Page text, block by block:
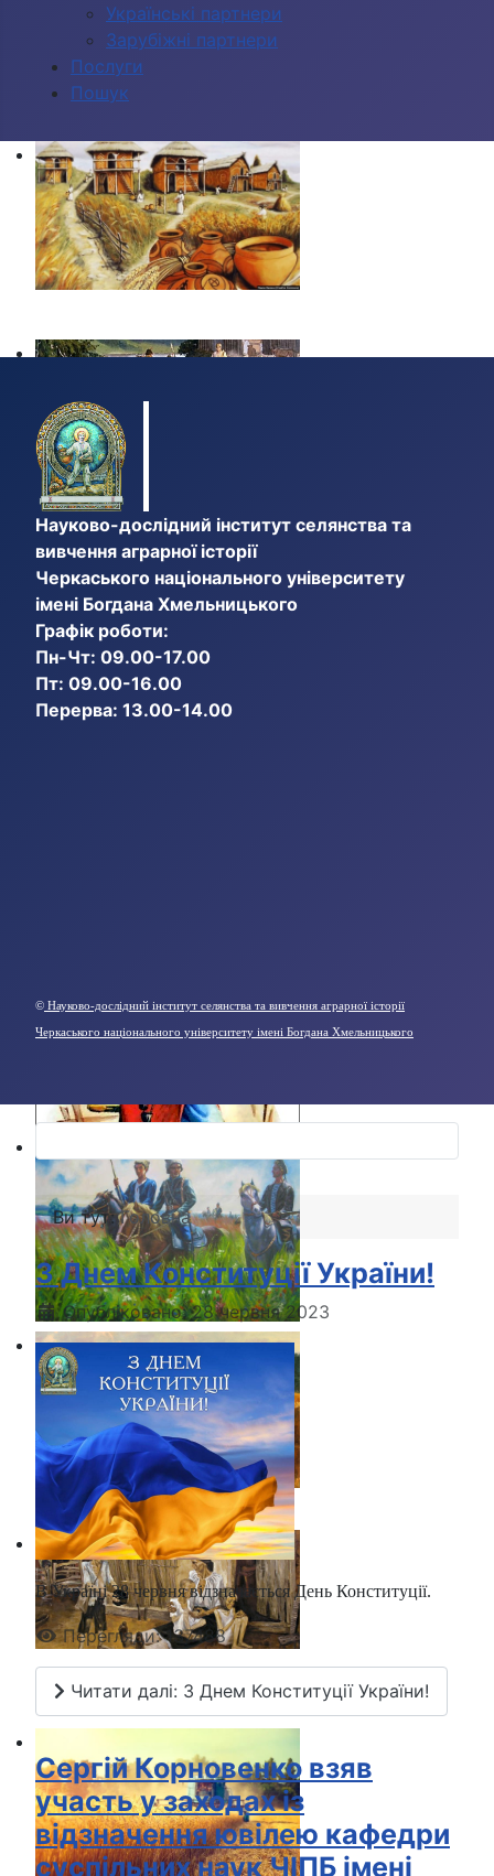
Українські партнери
Зарубіжні партнери
Послуги
Пошук
Ви тут:Головна
З Днем Конституції України!
Опубліковано: 28 червня 2023
В Україні 28 червня відзначається День Конституції.
Перегляди: 137488
Читати далі: З Днем Конституції України!
Сергій Корновенко взяв
участь у заходах із
відзначення ювілею кафедри
суспільних наук ЧІПБ імені
Науково-дослідний інститут селянства та
вивчення аграрної історії
Черкаського національного університету
імені Богдана Хмельницького
Графік роботи:
Пн-Чт: 09.00-17.00
Пт: 09.00-16.00
Перерва: 13.00-14.00
© Науково-дослідний інститут селянства та вивчення аграрної історії
Черкаського національного університету імені Богдана Хмельницького